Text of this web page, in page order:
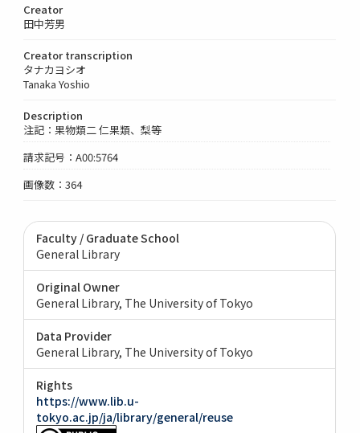
Creator
田中芳男
Creator transcription
タナカヨシオ
Tanaka Yoshio
Description
注記：果物類二 仁果類、梨等
請求記号：A00:5764
画像数：364
Faculty / Graduate School
General Library
Original Owner
General Library, The University of Tokyo
Data Provider
General Library, The University of Tokyo
Rights
https://www.lib.u-
tokyo.ac.jp/ja/library/general/reuse